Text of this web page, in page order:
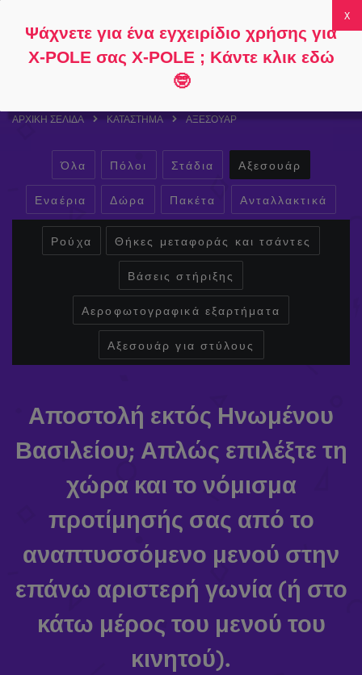
το
το
ερωτήσεις
μου
ΑΡΧΙΚΉ ΣΕΛΊΔΑ ΚΑΤΆΣΤΗΜΑ ΑΞΕΣΟΥΆΡ
Όλα Πόλοι Στάδια Αξεσουάρ
Εναέρια Δώρα Πακέτα Ανταλλακτικά
Ρούχα Θήκες μεταφοράς και τσάντες
Βάσεις στήριξης
Αεροφωτογραφικά εξαρτήματα
Αξεσουάρ για στύλους
Αποστολή εκτός Ηνωμένου
Βασιλείου; Απλώς επιλέξτε τη
χώρα και το νόμισμα
προτίμησής σας από το
αναπτυσσόμενο μενού στην
επάνω αριστερή γωνία (ή στο
κάτω μέρος του μενού του
κινητού).
Ψάχνετε για ένα εγχειρίδιο χρήσης για
X-POLE σας X-POLE ; Κάντε κλικ εδώ
🤓